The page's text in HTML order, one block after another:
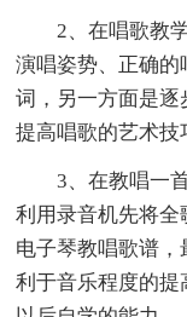
2、在唱歌教学
演唱姿势、正确
词，另一方面是
提高唱歌的艺术技
3、在教唱一首
利用录音机先将全
电子琴教唱歌谱
利于音乐程度的提